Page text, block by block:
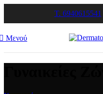
T. 6940615541
Μενού